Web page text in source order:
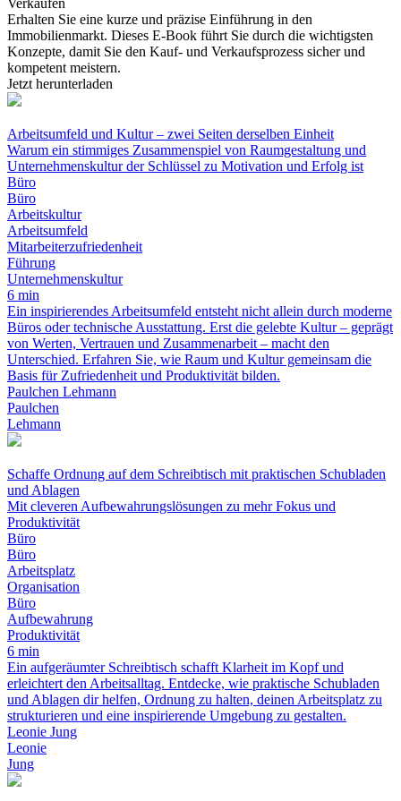
Verkaufen
Erhalten Sie eine kurze und präzise Einführung in den
Immobilienmarkt. Dieses E-Book führt Sie durch die wichtigsten
Konzepte, damit Sie den Kauf- und Verkaufsprozess sicher und
kompetent meistern.
Jetzt herunterladen
Arbeitsumfeld und Kultur – zwei Seiten derselben Einheit
Warum ein stimmiges Zusammenspiel von Raumgestaltung und
Unternehmenskultur der Schlüssel zu Motivation und Erfolg ist
Büro
Büro
Arbeitskultur
Arbeitsumfeld
Mitarbeiterzufriedenheit
Führung
Unternehmenskultur
6 min
Ein inspirierendes Arbeitsumfeld entsteht nicht allein durch moderne
Büros oder technische Ausstattung. Erst die gelebte Kultur – geprägt
von Werten, Vertrauen und Zusammenarbeit – macht den
Unterschied. Erfahren Sie, wie Raum und Kultur gemeinsam die
Basis für Zufriedenheit und Produktivität bilden.
Paulchen Lehmann
Paulchen
Lehmann
Schaffe Ordnung auf dem Schreibtisch mit praktischen Schubladen
und Ablagen
Mit cleveren Aufbewahrungslösungen zu mehr Fokus und
Produktivität
Büro
Büro
Arbeitsplatz
Organisation
Büro
Aufbewahrung
Produktivität
6 min
Ein aufgeräumter Schreibtisch schafft Klarheit im Kopf und
erleichtert den Arbeitsalltag. Entdecke, wie praktische Schubladen
und Ablagen dir helfen, Ordnung zu halten, deinen Arbeitsplatz zu
strukturieren und eine inspirierende Umgebung zu gestalten.
Leonie Jung
Leonie
Jung